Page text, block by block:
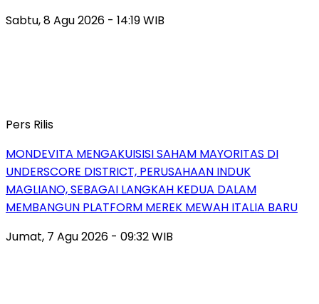
Sabtu, 8 Agu 2026 - 14:19 WIB
Pers Rilis
MONDEVITA MENGAKUISISI SAHAM MAYORITAS DI
UNDERSCORE DISTRICT, PERUSAHAAN INDUK
MAGLIANO, SEBAGAI LANGKAH KEDUA DALAM
MEMBANGUN PLATFORM MEREK MEWAH ITALIA BARU
Jumat, 7 Agu 2026 - 09:32 WIB